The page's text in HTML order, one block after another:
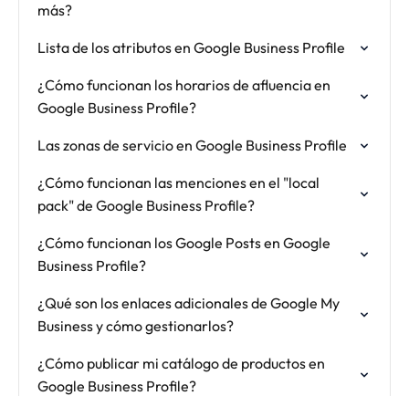
más?
Lista de los atributos en Google Business Profile
¿Cómo funcionan los horarios de afluencia en
Google Business Profile?
Las zonas de servicio en Google Business Profile
¿Cómo funcionan las menciones en el "local
pack" de Google Business Profile?
¿Cómo funcionan los Google Posts en Google
Business Profile?
¿Qué son los enlaces adicionales de Google My
Business y cómo gestionarlos?
¿Cómo publicar mi catálogo de productos en
Google Business Profile?